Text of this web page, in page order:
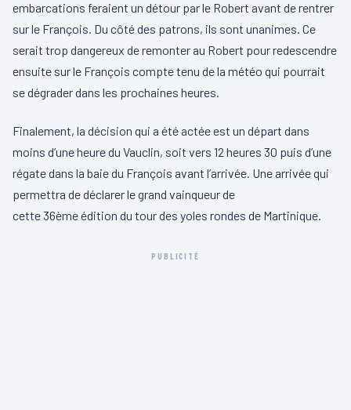
embarcations feraient un détour par le Robert avant de rentrer
sur le François. Du côté des patrons, ils sont unanimes. Ce
serait trop dangereux de remonter au Robert pour redescendre
ensuite sur le François compte tenu de la météo qui pourrait
se dégrader dans les prochaines heures.
Finalement, la décision qui a été actée est un départ dans
moins d’une heure du Vauclin, soit vers 12 heures 30 puis d’une
régate dans la baie du François avant l’arrivée. Une arrivée qui
permettra de déclarer le grand vainqueur de
cette36èmeédition du tour des yoles rondes de Martinique.
PUBLICITÉ